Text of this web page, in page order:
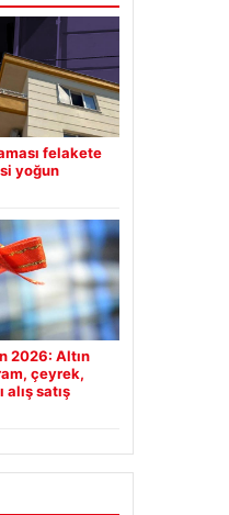
felakete
yoğun
2026: Altın
çeyrek,
satış